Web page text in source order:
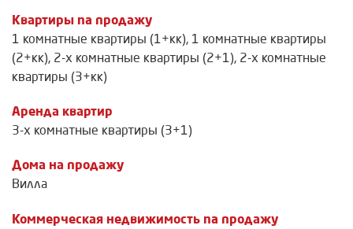
Квартиры na продажу
1 комнатные квартиры (1+кк), 1 комнатные квартиры
(2+кк), 2-х комнатные квартиры (2+1), 2-х комнатные
квартиры (3+кк)
Аренда квартир
3-х комнатные квартиры (3+1)
Дома на продажу
Вилла
Коммерческая недвижимость na продажу